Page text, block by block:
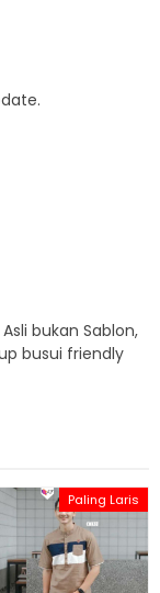
bukan Sablon,
busui friendly
Paling Laris